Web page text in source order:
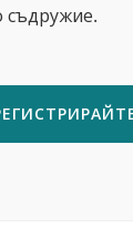
съдружие.